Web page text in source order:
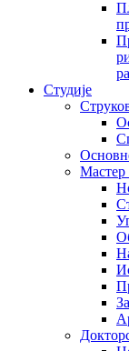
Студије
Мастер